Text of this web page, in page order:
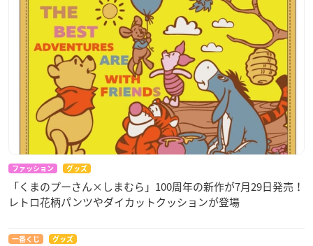
ファッション グッズ
「くまのプーさん×しまむら」100周年の新作が7月29日発売！
レトロ花柄パンツやダイカットクッションが登場
一番くじ グッズ